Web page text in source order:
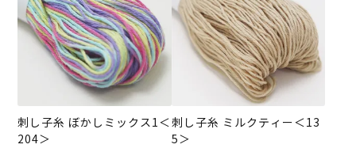
刺し子糸 ぼかしミックス1＜
204＞
刺し子糸 ミルクティー＜13
5＞